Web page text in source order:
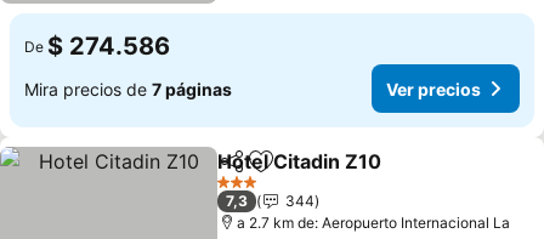
De $ 274.586
Mira precios de 7 páginas Ver precios
CompartirAgregar a favoritos
Hotel Citadin Z10
3 Estrellas
7,3
344
a 2.7 km de: Aeropuerto Internacional La